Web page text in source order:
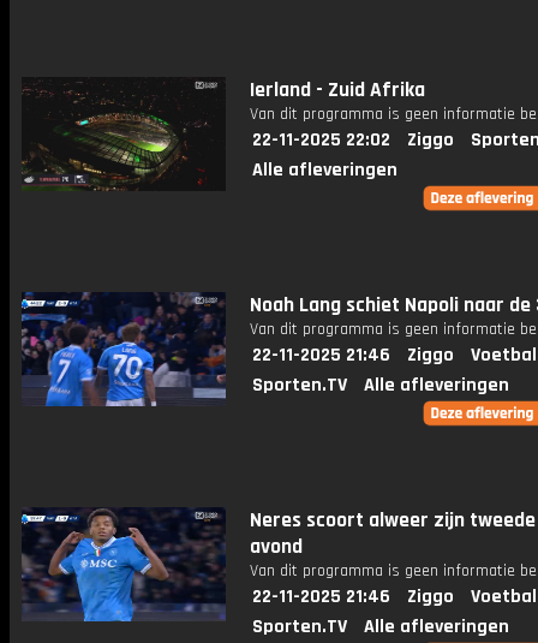
Ierland - Zuid Afrika
Van dit programma is geen informatie
22-11-2025 22:02 Ziggo
Alle afleveringen
Noah Lang schiet Napoli naar de
Van dit programma is geen informatie
22-11-2025 21:46 Ziggo
Sporten.TV
Alle afleveringen
Neres scoort alweer zijn
avond
Van dit programma is geen informatie
22-11-2025 21:46 Ziggo
Sporten.TV
Alle afleveringen